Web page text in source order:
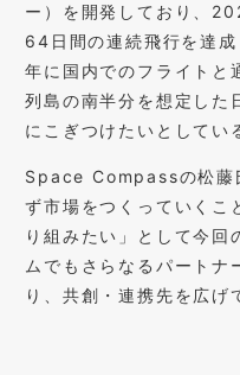
ー）を開発しており、
64日間の連続飛行を達
年に国内でのフライトと
列島の南半分を想定した
にこぎつけたいとしてい
Space Compassの松藤
ず市場をつくっていくこ
り組みたい」として今
ムでもさらなるパートナ
り、共創・連携先を広げ